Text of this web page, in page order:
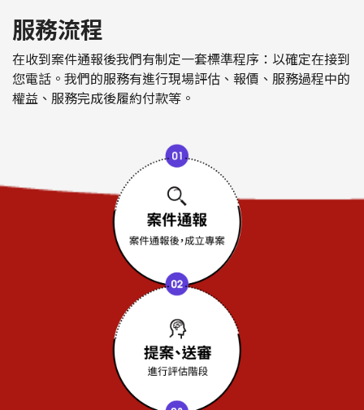
服務流程
在收到案件通報後我們有制定一套標準程序：以確定在接到
您電話。我們的服務有進行現場評估、報價、服務過程中的
權益、服務完成後履約付款等。